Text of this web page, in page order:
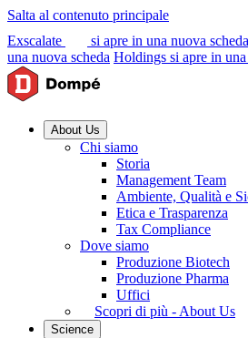
Salta al contenuto principale
Exscalate
si apre in una nuova scheda
una nuova scheda Holdings si apre in
About Us
Chi siamo
Storia
Management Team
Ambiente, Qualità e
Etica e Trasparenza
Tax Compliance
Dove siamo
Produzione Biotech
Produzione Pharma
Uffici
Scopri di più - About Us
Science